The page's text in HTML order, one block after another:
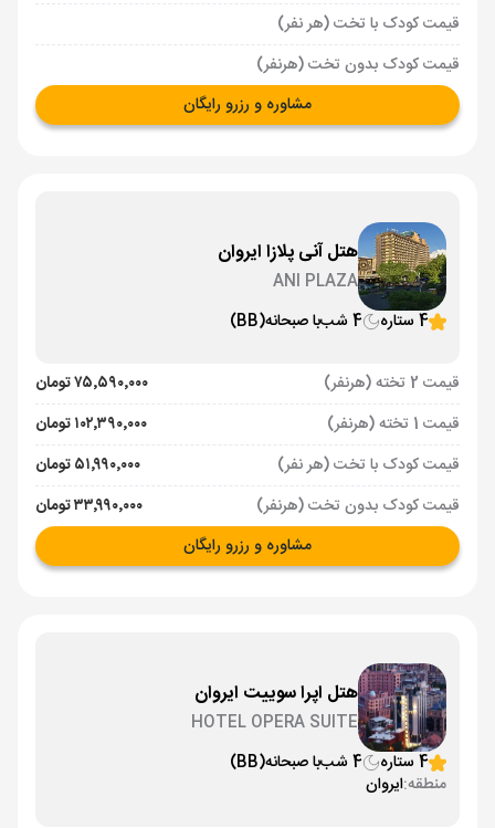
قیمت کودک با تخت (هر نفر)
قیمت کودک بدون تخت (هرنفر)
مشاوره و رزرو رایگان
هتل آنی پلازا ایروان
ANI PLAZA
4 ستاره
4 شب با صبحانه(BB)
قیمت 2 تخته (هرنفر)
۷۵٬۵۹۰٬۰۰۰ تومان
قیمت 1 تخته (هرنفر)
۱۰۲٬۳۹۰٬۰۰۰ تومان
قیمت کودک با تخت (هر نفر)
۵۱٬۹۹۰٬۰۰۰ تومان
قیمت کودک بدون تخت (هرنفر)
۳۳٬۹۹۰٬۰۰۰ تومان
مشاوره و رزرو رایگان
هتل اپرا سوییت ایروان
HOTEL OPERA SUITE
4 ستاره
4 شب با صبحانه(BB)
منطقه:ایروان